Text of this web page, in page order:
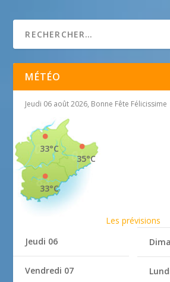
MÉTÉO
Jeudi 06 août 2026, Bonne Fête Félicissime
35°C
33°C
33°C
Les prévisions
Jeudi 06
Vendredi 07